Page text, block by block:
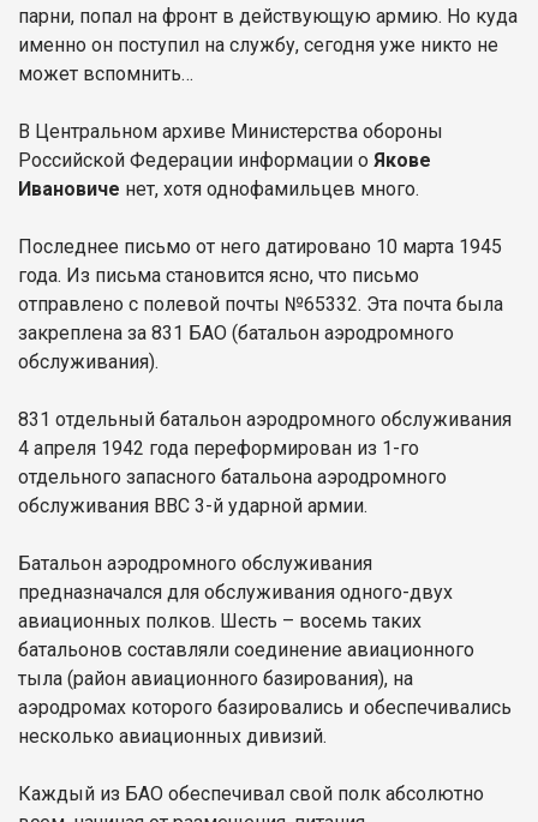
парни, попал на фронт в действующую армию. Но куда
именно он поступил на службу, сегодня уже никто не
может вспомнить…
В Центральном архиве Министерства обороны
Российской Федерации информации о Якове
Ивановиче нет, хотя однофамильцев много.
Последнее письмо от него датировано 10 марта 1945
года. Из письма становится ясно, что письмо
отправлено с полевой почты №65332. Эта почта была
закреплена за 831 БАО (батальон аэродромного
обслуживания).
831 отдельный батальон аэродромного обслуживания
4 апреля 1942 года переформирован из 1-го
отдельного запасного батальона аэродромного
обслуживания ВВС 3-й ударной армии.
Батальон аэродромного обслуживания
предназначался для обслуживания одного-двух
авиационных полков. Шесть – восемь таких
батальонов составляли соединение авиационного
тыла (район авиационного базирования), на
аэродромах которого базировались и обеспечивались
несколько авиационных дивизий.
Каждый из БАО обеспечивал свой полк абсолютно